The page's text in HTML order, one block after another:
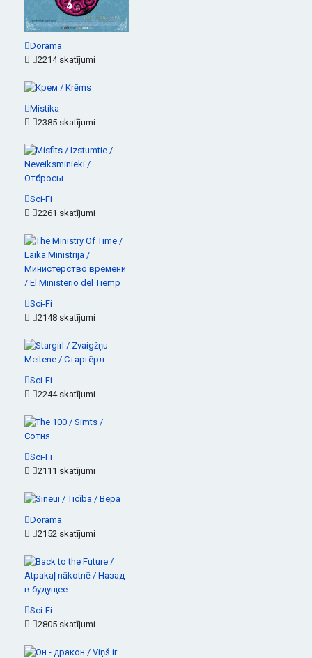
Dorama
2214 skatījumi
Mistika
2385 skatījumi
Sci-Fi
2261 skatījumi
Sci-Fi
2148 skatījumi
Sci-Fi
2244 skatījumi
Sci-Fi
2111 skatījumi
Dorama
2152 skatījumi
Sci-Fi
2805 skatījumi